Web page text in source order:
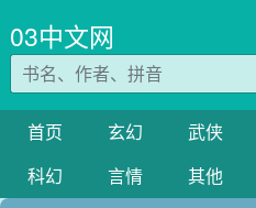
03中文网
首页 玄幻 武侠
科幻
言情 其他